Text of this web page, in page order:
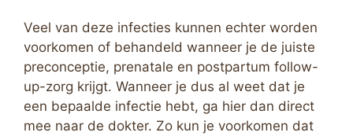
Veel van deze infecties kunnen echter worden
voorkomen of behandeld wanneer je de juiste
preconceptie, prenatale en postpartum follow-
up-zorg krijgt. Wanneer je dus al weet dat je
een bepaalde infectie hebt, ga hier dan direct
mee naar de dokter. Zo kun je voorkomen dat